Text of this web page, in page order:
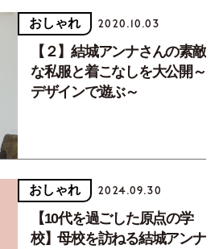
おしゃれ 2020.10.03
【２】結城アンナさんの素敵
な私服と着こなしを大公開～
デザインで遊ぶ～
おしゃれ 2024.09.30
【10代を過ごした原点の学
校】母校を訪ねる結城アンナ